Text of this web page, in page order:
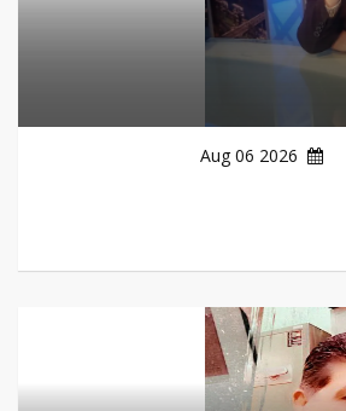
2026 Aug 06